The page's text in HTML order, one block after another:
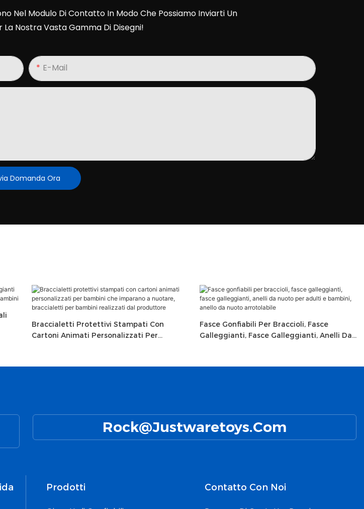
Nel Modulo Di Contatto In Modo Che Possiamo Inviarti Un
Nostra Vasta Gamma Di Disegni!
E-Mail
Domanda Ora
Braccialetti Protettivi Stampati Con
Cartoni Animati Personalizzati Per
Produttore
Fasce Gonfiabili Per Braccioli, Fasce
Galleggianti, Fasce Galleggianti, Anelli Da
Rock@Justwaretoys.com
Prodotti Contatto Con Noi